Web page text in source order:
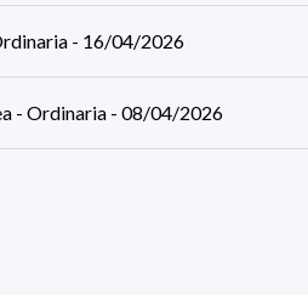
- 16/04/2026
- Ordinaria - 08/04/2026